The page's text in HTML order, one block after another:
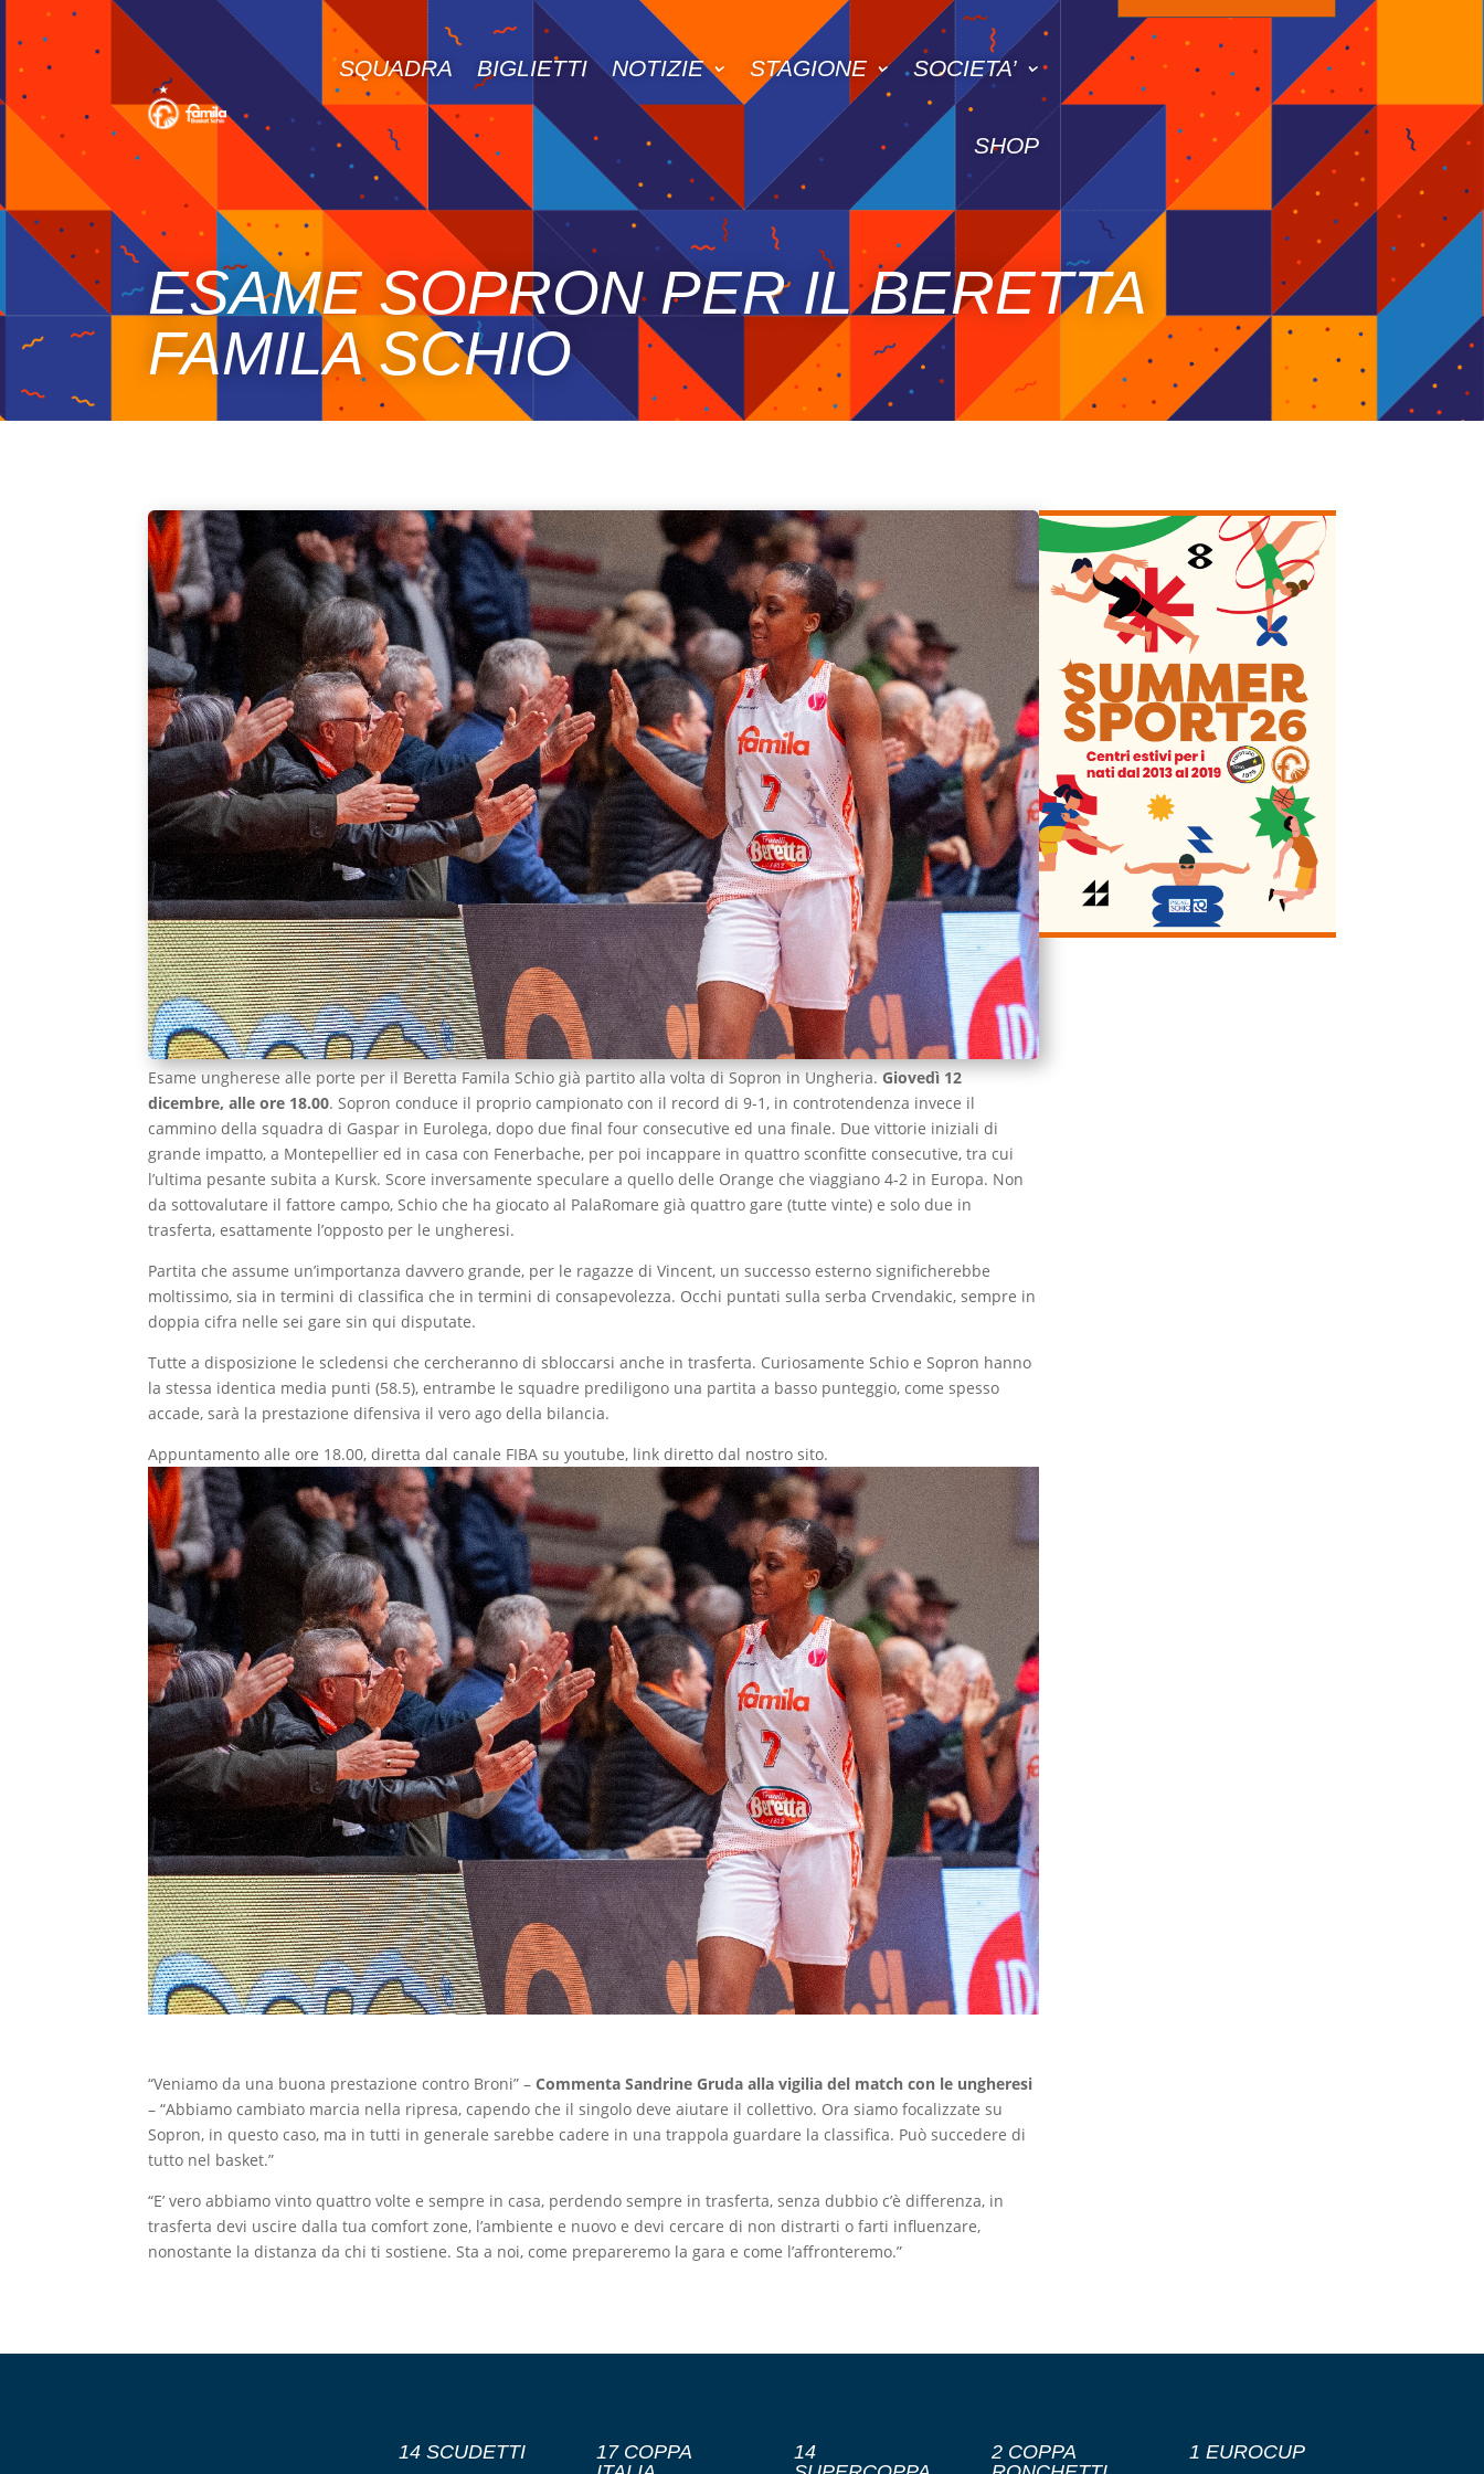
SQUADRA BIGLIETTI NOTIZIE STAGIONE SOCIETA’
SHOP
ESAME SOPRON PER IL BERETTA
FAMILA SCHIO
Esame ungherese alle porte per il Beretta Famila Schio già partito alla volta di Sopron in Ungheria.Giovedì 12
dicembre, alle ore 18.00. Sopron conduce il proprio campionato con il record di 9-1, in controtendenza invece il
cammino della squadra di Gaspar in Eurolega, dopo due final four consecutive ed una finale. Due vittorie iniziali di
grande impatto, a Montepellier ed in casa con Fenerbache, per poi incappare in quattro sconfitte consecutive, tra cui
l’ultima pesante subita a Kursk. Score inversamente speculare a quello delle Orange che viaggiano 4-2 in Europa. Non
da sottovalutare il fattore campo, Schio che ha giocato al PalaRomare già quattro gare (tutte vinte) e solo due in
trasferta, esattamente l’opposto per le ungheresi.
Partita che assume un’importanza davvero grande, per le ragazze di Vincent, un successo esterno significherebbe
moltissimo, sia in termini di classifica che in termini di consapevolezza. Occhi puntati sulla serba Crvendakic, sempre in
doppia cifra nelle sei gare sin qui disputate.
Tutte a disposizione le scledensi che cercheranno di sbloccarsi anche in trasferta. Curiosamente Schio e Sopron hanno
la stessa identica media punti (58.5), entrambe le squadre prediligono una partita a basso punteggio, come spesso
accade, sarà la prestazione difensiva il vero ago della bilancia.
Appuntamento alle ore 18.00, diretta dal canale FIBA su youtube, link diretto dal nostro sito.
“Veniamo da una buona prestazione contro Broni” –Commenta Sandrine Gruda alla vigilia del match con le ungheresi
– “Abbiamo cambiato marcia nella ripresa, capendo che il singolo deve aiutare il collettivo. Ora siamo focalizzate su
Sopron, in questo caso, ma in tutti in generale sarebbe cadere in una trappola guardare la classifica. Può succedere di
tutto nel basket.”
“E’ vero abbiamo vinto quattro volte e sempre in casa, perdendo sempre in trasferta, senza dubbio c’è differenza, in
trasferta devi uscire dalla tua comfort zone, l’ambiente e nuovo e devi cercare di non distrarti o farti influenzare,
nonostante la distanza da chi ti sostiene. Sta a noi, come prepareremo la gara e come l’affronteremo.”
14 SCUDETTI
17 COPPA
14
2 COPPA
1 EUROCUP